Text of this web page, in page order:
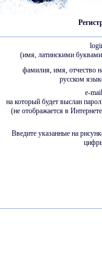
(имя, латинскими
фамилия, имя, отчество
русском
e-
на который будет выслан
(не отображается в
Введите указанные на